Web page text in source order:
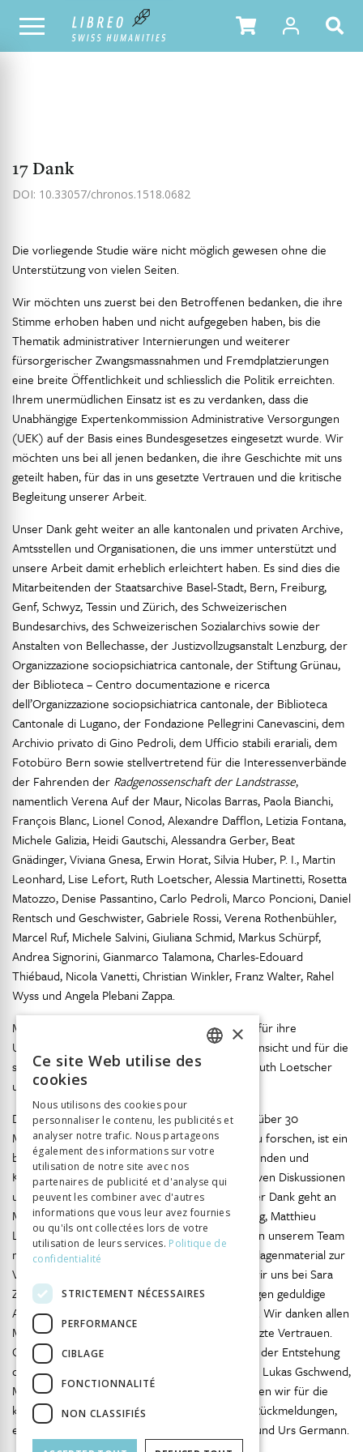
NOTRE CATALOGUE TABLE DES MATIÈRES
17 Dank
DOI: 10.33057/chronos.1518.0682
Die vorliegende Studie wäre nicht möglich gewesen ohne die
Unterstützung von vielen Seiten.
Wir möchten uns zuerst bei den Betroffenen bedanken, die ihre
Stimme erhoben haben und nicht aufgegeben haben, bis die
Thematik administrativer Internierungen und weiterer
fürsorgerischer Zwangsmassnahmen und Fremdplatzierungen
eine breite Öffentlichkeit und schliesslich die Politik erreichten.
Ihrem unermüdlichen Einsatz ist es zu verdanken, dass die
Unabhängige Expertenkommission Administrative Versorgungen
(UEK) auf der Basis eines Bundesgesetzes eingesetzt wurde. Wir
möchten uns bei all jenen bedanken, die ihre Geschichte mit uns
geteilt haben, für das in uns gesetzte Vertrauen und die kritische
Begleitung unserer Arbeit.
Unser Dank geht weiter an alle kantonalen und privaten Archive,
Amtsstellen und Organisationen, die uns immer unterstützt und
unsere Arbeit damit erheblich erleichtert haben. Es sind dies die
Mitarbeitenden der Staatsarchive Basel-Stadt, Bern, Freiburg,
Genf, Schwyz, Tessin und Zürich, des Schweizerischen
Bundesarchivs, des Schweizerischen Sozialarchivs sowie der
Anstalten von Bellechasse, der Justizvollzugsanstalt Lenzburg, der
Organizzazione sociopsichiatrica cantonale, der Stiftung Grünau,
der Biblioteca – Centro documentazione e ricerca
dell’Organizzazione sociopsichiatrica cantonale, der Biblioteca
Cantonale di Lugano, der Fondazione Pellegrini Canevascini, dem
Archivio privato di Gino Pedroli, dem Ufficio stabili erariali, dem
Fotobüro Bern sowie stellvertretend für die Interessenverbände
der Fahrenden der Radgenossenschaft der Landstrasse,
namentlich Verena Auf der Maur, Nicolas Barras, Paola Bianchi,
François Blanc, Lionel Conod, Alexandre Dafflon, Letizia Fontana,
Michele Galizia, Heidi Gautschi, Alessandra Gerber, Beat
Gnädinger, Viviana Gnesa, Erwin Horat, Silvia Huber, P. I., Martin
Leonhard, Lise Lefort, Ruth Loetscher, Alessia Martinetti, Rosetta
Matozzo, Denise Passantino, Carlo Pedroli, Marco Poncioni, Daniel
Rentsch und Geschwister, Gabriele Rossi, Verena Rothenbühler,
Marcel Ruf, Michele Salvini, Giuliana Schmid, Markus Schürpf,
Andrea Signorini, Gianmarco Talamona, Charles-Edouard
Thiébaud, Nicola Vanetti, Christian Winkler, Franz Walter, Rahel
Wyss und Angela Plebani Zappa.
Markus Binder und Marco Marcacci danken wir für ihre
Unterstützung in sprachlicher und stilistischer Hinsicht und für die
supervisorische Begleitung Alessandra Gerber, Ruth Loetscher
und Sandra Pesciallo.
Die Möglichkeit zu erhalten, in einem Team von über 30
Mitarbeitenden gemeinsam an einer Thematik zu forschen, ist ein
besonderes Privileg. Wir danken allen Mitarbeitenden und
Kommissionsmitgliedern der UEK für die intensiven Diskussionen
und die gute Zusammenarbeit. Unser besonderer Dank geht an
Marco Dal Molin, Noemi Dissler, Ernst Guggisberg, Matthieu
Lavoyer und Emmanuel Neuhaus, die zeitweise in unserem Team
mitgearbeitet haben oder von denen wir Grundlagenmaterial zur
Verfügung gestellt erhielten. Weiter bedanken wir uns bei Sara
Zimmermann und Elie Burgos, die in allen Belangen geduldige
Ansprechpartnerin und Ansprechpartner waren. Wir danken allen
Mitgliedern der Kommission für das in uns gesetzte Vertrauen.
Gisela Hauss hat uns als Feldverantwortliche bei der Entstehung
dieser Publikation eng begleitet. Beat Gnädinger, Lukas Gschwend,
Martin Lengwiler und Anne-Françoise Praz danken wir für die
kritische Lektüre der Texte und die wertvollen Rückmeldungen,
ebenso dem Syntheseteam mit Lorraine Odier und Urs Germann.
ITALIAN
×
Ce site Web utilise des
cookies
Nous utilisons des cookies pour
personnaliser le contenu, les publicités et
analyser notre trafic. Nous partageons
également des informations sur votre
utilisation de notre site avec nos
partenaires de publicité et d'analyse qui
peuvent les combiner avec d'autres
informations que vous leur avez fournies
ou qu'ils ont collectées lors de votre
utilisation de leurs services. Politique de
confidentialité
STRICTEMENT NÉCESSAIRES
PERFORMANCE
CIBLAGE
FONCTIONNALITÉ
NON CLASSIFIÉS